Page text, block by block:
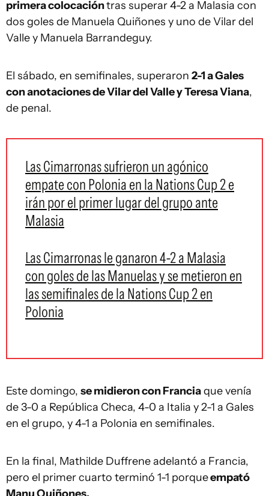
primera colocacióntras superar 4-2 a Malasia con
dos goles de Manuela Quiñones y uno de Vilar del
Valle y Manuela Barrandeguy.
El sábado, en semifinales, superaron 2-1 a Gales
con anotaciones de Vilar del Valle y Teresa Viana,
de penal.
Las Cimarronas sufrieron un agónico
empate con Polonia en la Nations Cup 2 e
irán por el primer lugar del grupo ante
Malasia
Las Cimarronas le ganaron 4-2 a Malasia
con goles de las Manuelas y se metieron en
las semifinales de la Nations Cup 2 en
Polonia
Este domingo, se midieron con Franciaque venía
de 3-0 a República Checa, 4-0 a Italia y 2-1 a Gales
en el grupo, y 4-1 a Polonia en semifinales.
En la final, Mathilde Duffrene adelantó a Francia,
pero el primer cuarto terminó 1-1 porqueempató